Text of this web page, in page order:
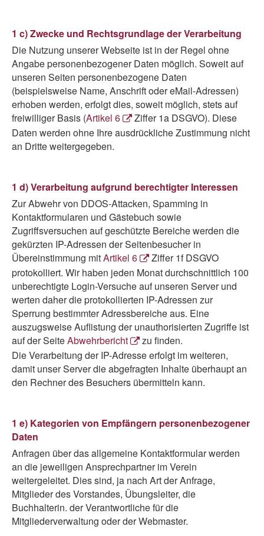
1 c) Zwecke und Rechtsgrundlage der Verarbeitung
Die Nutzung unserer Webseite ist in der Regel ohne
Angabe personenbezogener Daten möglich. Soweit auf
unseren Seiten personenbezogene Daten
(beispielsweise Name, Anschrift oder eMail-Adressen)
erhoben werden, erfolgt dies, soweit möglich, stets auf
freiwilliger Basis (Artikel 6
Ziffer 1a DSGVO). Diese
Daten werden ohne Ihre ausdrückliche Zustimmung nicht
an Dritte weitergegeben.
1 d) Verarbeitung aufgrund berechtigter Interessen
Zur Abwehr von DDOS-Attacken, Spamming in
Kontaktformularen und Gästebuch sowie
Zugriffsversuchen auf geschützte Bereiche werden die
gekürzten IP-Adressen der Seitenbesucher in
Übereinstimmung mitArtikel 6
Ziffer 1f DSGVO
protokolliert. Wir haben jeden Monat durchschnittlich 100
unberechtigte Login-Versuche auf unseren Server und
werten daher die protokollierten IP-Adressen zur
Sperrung bestimmter Adressbereiche aus. Eine
auszugsweise Auflistung der unauthorisierten Zugriffe ist
auf der SeiteAbwehrbericht
zu finden.
Die Verarbeitung der IP-Adresse erfolgt im weiteren,
damit unser Server die abgefragten Inhalte überhaupt an
den Rechner des Besuchers übermitteln kann.
1 e) Kategorien von Empfängern personenbezogener
Daten
Anfragen über das allgemeine Kontaktformular werden
an die jeweiligen Ansprechpartner im Verein
weitergeleitet. Dies sind, ja nach Art der Anfrage,
Mitglieder des Vorstandes, Übungsleiter, die
Buchhalterin. der Verantwortliche für die
Mitgliederverwaltung oder der Webmaster.